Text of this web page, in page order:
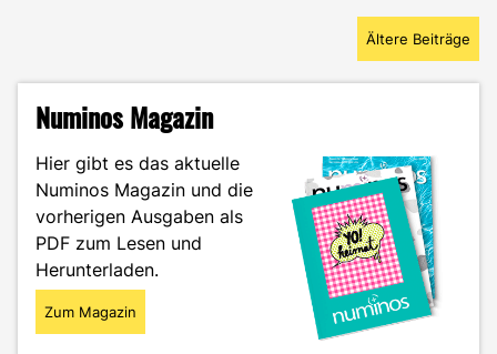
Kultobjekt"
Ältere Beiträge
Numinos Magazin
Hier gibt es das aktuelle
Numinos Magazin und die
vorherigen Ausgaben als
PDF zum Lesen und
Herunterladen.
Zum Magazin